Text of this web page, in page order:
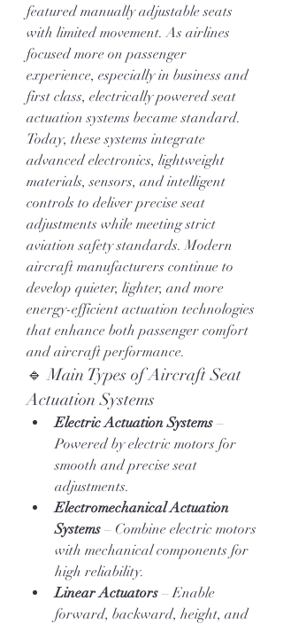
featured manually adjustable seats
with limited movement. As airlines
focused more on passenger
experience, especially in business and
first class, electrically powered seat
actuation systems became standard.
Today, these systems integrate
advanced electronics, lightweight
materials, sensors, and intelligent
controls to deliver precise seat
adjustments while meeting strict
aviation safety standards. Modern
aircraft manufacturers continue to
develop quieter, lighter, and more
energy-efficient actuation technologies
that enhance both passenger comfort
and aircraft performance.
🔹 Main Types of Aircraft Seat
Actuation Systems
Electric Actuation Systems –
Powered by electric motors for
smooth and precise seat
adjustments.
Electromechanical Actuation
Systems – Combine electric motors
with mechanical components for
high reliability.
Linear Actuators – Enable
forward, backward, height, and